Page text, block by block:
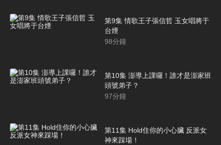
第9集 情歌王子張信哲 玉女唱將于
台煙
98分鐘
第10集 澎導上課囉！誰才是澎家班
頭號弟子？
97分鐘
第11集 Hold住你的小心臟 反派女
神來踩場！